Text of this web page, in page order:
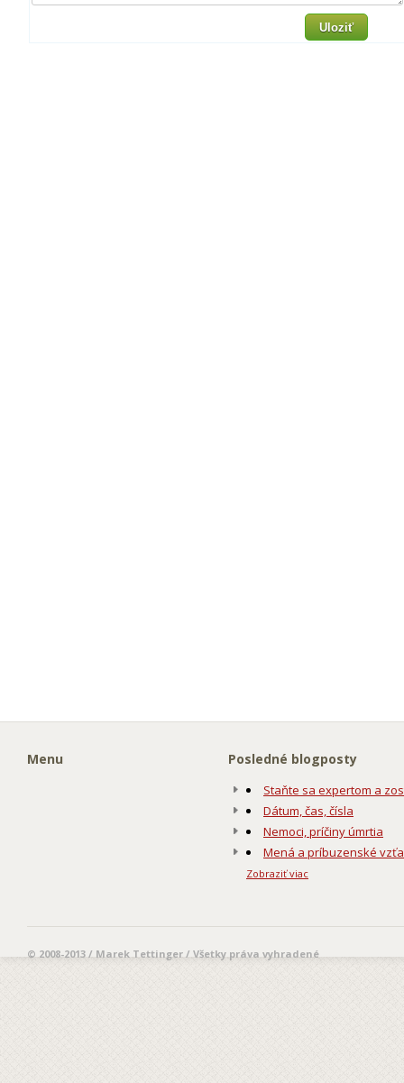
Uloziť
Menu Posledné blogposty
Staňte sa expertom a
Dátum, čas, čísla
Nemoci, príčiny úmrtia
Mená a príbuzenské
Zobraziť viac
© 2008-2013 / Marek Tettinger / Všetky práva vyhradené